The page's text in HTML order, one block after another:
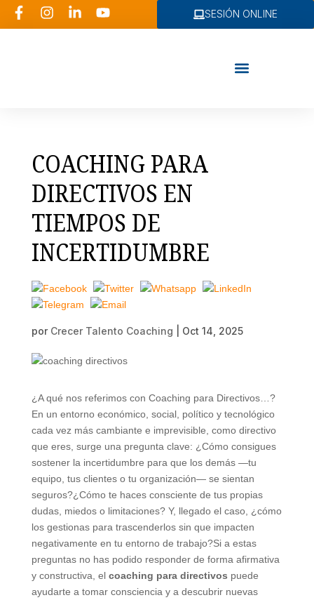
SESIÓN ONLINE
COACHING PARA
DIRECTIVOS EN
TIEMPOS DE
INCERTIDUMBRE
por Crecer Talento Coaching Oct 14, 2025
¿A qué nos referimos con Coaching para Directivos…?
En un entorno económico, social, político y tecnológico
cada vez más cambiante e imprevisible, como directivo
que eres, surge una pregunta clave: ¿Cómo consigues
sostener la incertidumbre para que los demás —tu
equipo, tus clientes o tu organización— se sientan
seguros?¿Cómo te haces consciente de tus propias
dudas, miedos o limitaciones? Y, llegado el caso, ¿cómo
los gestionas para trascenderlos sin que impacten
negativamente en tu entorno de trabajo?Si a estas
preguntas no has podido responder de forma afirmativa
y constructiva, el coaching para directivos puede
ayudarte a tomar consciencia y a descubrir nuevas